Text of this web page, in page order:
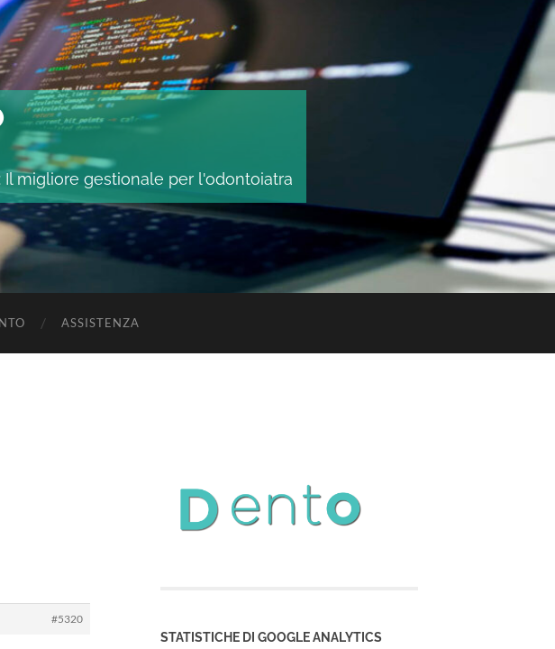
migliore gestionale per l'odontoiatra
ASSISTENZA
#5320
STATISTICHE DI GOOGLE ANALYTICS